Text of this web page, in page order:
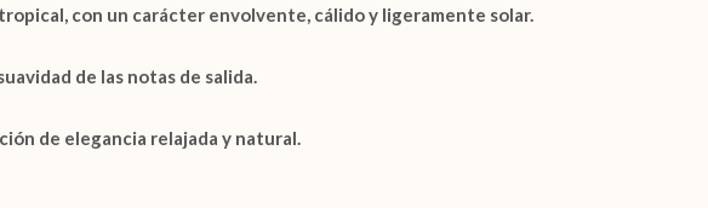
con un carácter envolvente, cálido y ligeramente solar.
de las notas de salida.
de elegancia relajada y natural.